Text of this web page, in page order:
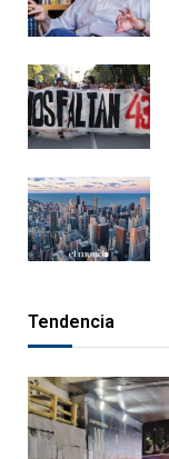
Tendencia